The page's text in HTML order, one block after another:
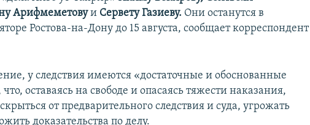
Арифмеметовуи Сервету Газиеву. Они останутся в
Ростова-на-Дону до 15 августа, сообщает корреспондент
у следствия имеются «достаточные и обоснованные
оставаясь на свободе и опасаясь тяжести наказания,
от предварительного следствия и суда, угрожать
доказательства по делу.